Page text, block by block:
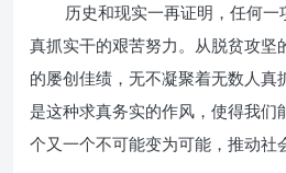
历史和现实一再证明，任何
真抓实干的艰苦努力。从脱贫攻坚
的屡创佳绩，无不凝聚着无数人真
是这种求真务实的作风，使得我们
个又一个不可能变为可能，推动社